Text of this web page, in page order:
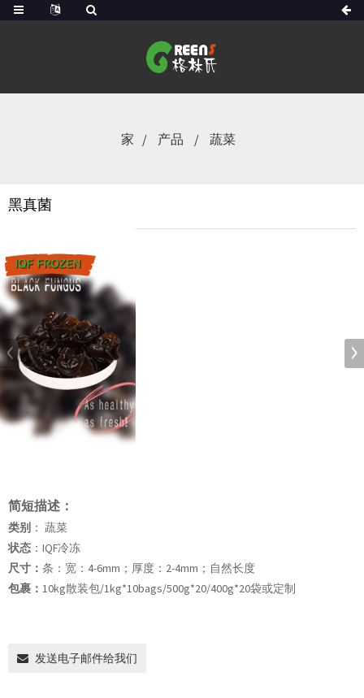
家 产品 蔬菜
黑真菌
简短描述：
类别 ： 蔬菜
状态 ：IQF冷冻
尺寸： 条：宽：4-6mm；厚度：2-4mm；自然长度
包裹： 10kg散装包/1kg*10bags/500g*20/400g*20袋或定制
发送电子邮件给我们